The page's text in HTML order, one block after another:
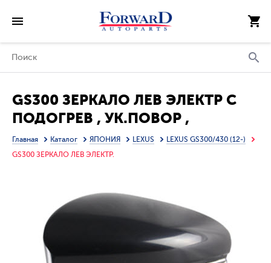
GS300 ЗЕРКАЛО ЛЕВ ЭЛЕКТР С
ПОДОГРЕВ , УК.ПОВОР ,
ПАМЯТЬЮ , ПОДСВЕТ , ГРУНТ
(ТАЙВАНЬ)
Главная Каталог ЯПОНИЯ LEXUS
LEXUS GS300/430 (12-)
GS300 ЗЕРКАЛО ЛЕВ ЭЛЕКТР.